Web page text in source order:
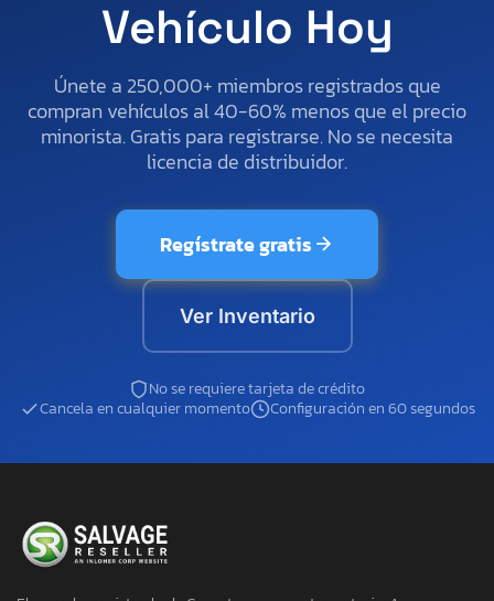
Vehículo Hoy
Únete a 250,000+ miembros registrados que
compran vehículos al 40-60% menos que el precio
minorista. Gratis para registrarse. No se necesita
licencia de distribuidor.
Regístrate gratis
Ver Inventario
No se requiere tarjeta de crédito
Cancela en cualquier momento
Configuración en 60 segundos